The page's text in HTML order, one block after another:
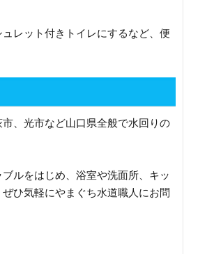
レット付きトイレにするなど、便
、光市など山口県全般で水回りの
ルをはじめ、浴室や洗面所、キッ
ひ気軽にやまぐち水道職人にお問